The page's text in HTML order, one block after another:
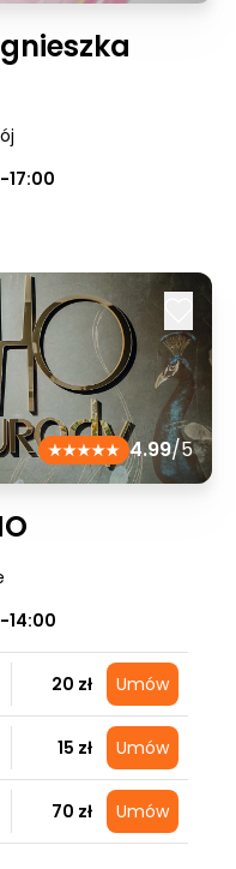
17:00
4.99/5
14:00
20 zł Umów
15 zł Umów
70 zł Umów